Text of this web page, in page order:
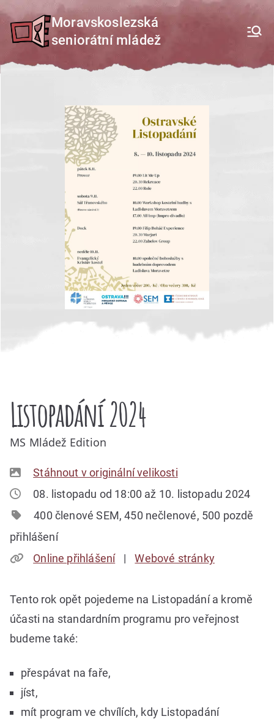
Přeskočit
na
Moravskoslezská
seniorátní mládež
Listopadání 2024
MS Mládež Edition
Stáhnout v originální velikosti
08. listopadu od 18:00 až 10. listopadu 2024
400 členové SEM, 450 nečlenové, 500 pozdě
přihlášení
Online přihlášení
Webové stránky
Tento rok opět pojedeme na Listopadání a kromě
účasti na standardním programu pro veřejnost
budeme také:
přespávat na faře,
jíst,
mít program ve chvílích, kdy Listopadání